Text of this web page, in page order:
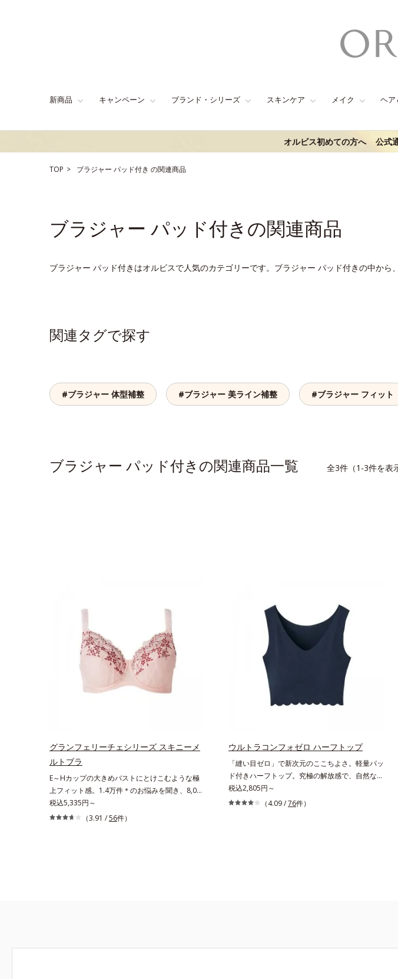
新商品 キャンペーン ブランド・シリーズ スキンケア メイク ヘア
オルビス初めての方へ 公式
TOP ブラジャー パッド付き の関連商品
ブラジャー パッド付きの関連商品
ブラジャー パッド付きはオルビスで人気のカテゴリーです。ブラジャー パッド付きの中から
関連タグで探す
#ブラジャー 体型補整 #ブラジャー 美ライン補整 #ブラジャー フィット
ブラジャー パッド付きの関連商品一覧 全3件（1-3件を表
グランフェリーチェシリーズ スキニーメ
ルトブラ
E～Hカップの大きめバストにとけこむような極
上フィット感。1.4万件＊のお悩みを聞き、8,000
人のお客様と開発「私には合うブラがない…」と
秘かに苦しむグラマーさんのために、同じ悩みを
展開を行いました。
税込5,335円～
（3.91 /56件）
ウルトラコンフォゼロ ハーフトップ
「縫い目ゼロ」で新次元のここちよさ。軽量パッ
ド付きハーフトップ。究極の解放感で、自然な美
胸を演出するハーフトップこの感覚、ほかにな
い。究極のストレスフリー感！綿たっぷりで縫い
税込2,805円～
（4.09 /76件）